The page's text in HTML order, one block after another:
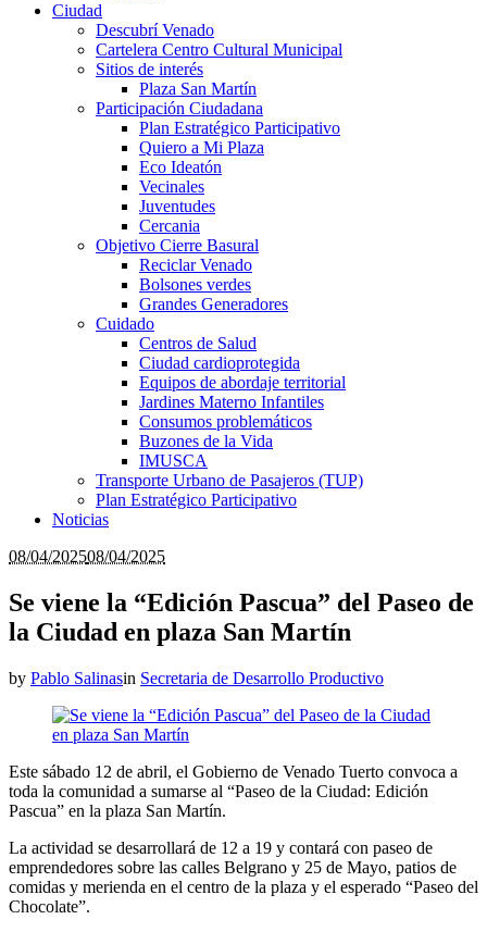
Ciudad
Descubrí Venado
Cartelera Centro Cultural Municipal
Sitios de interés
Plaza San Martín
Participación Ciudadana
Plan Estratégico Participativo
Quiero a Mi Plaza
Eco Ideatón
Vecinales
Juventudes
Cercania
Objetivo Cierre Basural
Reciclar Venado
Bolsones verdes
Grandes Generadores
Cuidado
Centros de Salud
Ciudad cardioprotegida
Equipos de abordaje territorial
Jardines Materno Infantiles
Consumos problemáticos
Buzones de la Vida
IMUSCA
Transporte Urbano de Pasajeros (TUP)
Plan Estratégico Participativo
Noticias
08/04/202508/04/2025
Se viene la “Edición Pascua” del Paseo de
la Ciudad en plaza San Martín
by Pablo Salinasin Secretaria de Desarrollo Productivo
Este sábado 12 de abril, el Gobierno de Venado Tuerto convoca a
toda la comunidad a sumarse al “Paseo de la Ciudad: Edición
Pascua” en la plaza San Martín.
La actividad se desarrollará de 12 a 19 y contará con paseo de
emprendedores sobre las calles Belgrano y 25 de Mayo, patios de
comidas y merienda en el centro de la plaza y el esperado “Paseo del
Chocolate”.